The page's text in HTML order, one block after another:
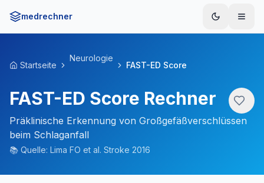
medrechner
Startseite
Neurologie
FAST-ED Score
FAST-ED Score Rechner
Präklinische Erkennung von Großgefäßverschlüssen
beim Schlaganfall
📚 Quelle: Lima FO et al. Stroke 2016